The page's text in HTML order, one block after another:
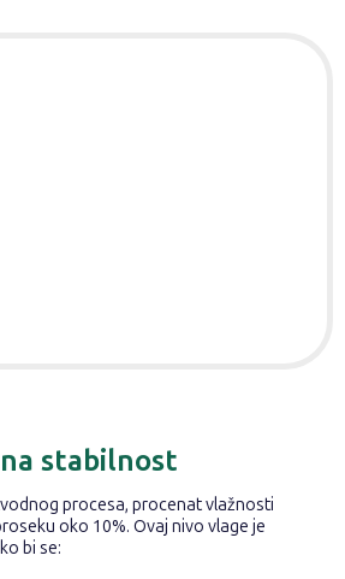
stabilnost
procesa, procenat vlažnosti
oko 10%. Ovaj nivo vlage je
bi se: